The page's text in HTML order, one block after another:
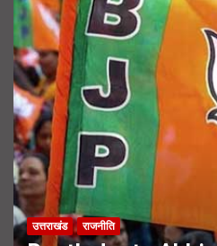
उत्तराखंड
UPNL Employees